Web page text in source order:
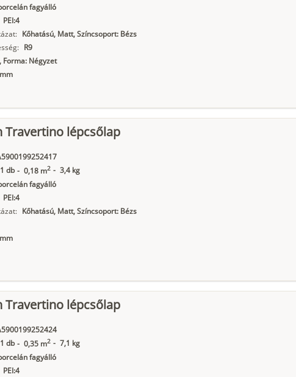
fagyálló
PEI:4
Kőhatású, Matt, Színcsoport: Bézs
R9
Forma: Négyzet
Travertino lépcsőlap
1 db - 0,18 m2 - 3,4 kg
fagyálló
PEI:4
Kőhatású, Matt, Színcsoport: Bézs
Travertino lépcsőlap
1 db - 0,35 m2 - 7,1 kg
fagyálló
PEI:4